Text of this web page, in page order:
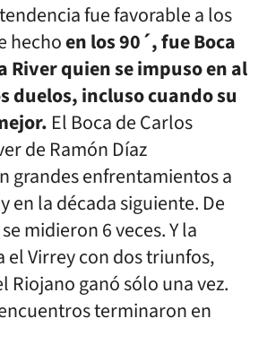
fue favorable a los
hechoen los 90´, fue Boca
River quien se impuso en al
duelos, incluso cuando su
El Boca de Carlos
de Ramón Díaz
grandes enfrentamientos a
en la década siguiente. De
midieron 6 veces. Y la
el Virrey con dos triunfos,
Riojano ganó sólo una vez.
terminaron en